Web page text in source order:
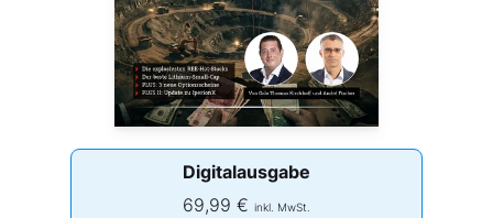
Digitalausgabe
69,99 € inkl. MwSt.